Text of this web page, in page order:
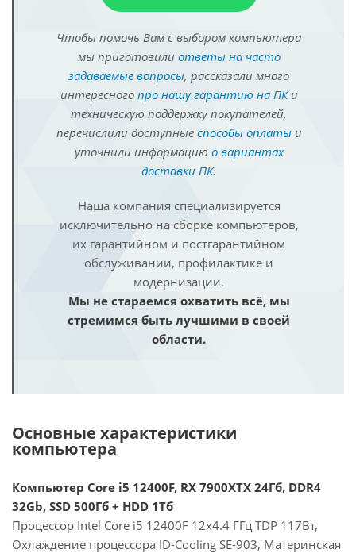
Чтобы помочь Вам с выбором компьютера
мы приготовили ответы на часто
задаваемые вопросы, рассказали много
интересного про нашу гарантию на ПКи
техническую поддержку покупателей,
перечислили доступные способы оплатыи
уточнили информацию о вариантах
доставки ПК.
Наша компания специализируется
исключительно на сборке компьютеров,
их гарантийном и постгарантийном
обслуживании, профилактике и
модернизации.
Мы не стараемся охватить всё, мы
стремимся быть лучшими в своей
области.
Основные характеристики
компьютера
Компьютер Core i5 12400F, RX 7900XTX 24Гб, DDR4
32Gb, SSD 500Гб + HDD 1Тб
Процессор Intel Core i5 12400F 12x4.4 ГГц TDP 117Вт,
Охлаждение процессора ID-Cooling SE-903, Материнская